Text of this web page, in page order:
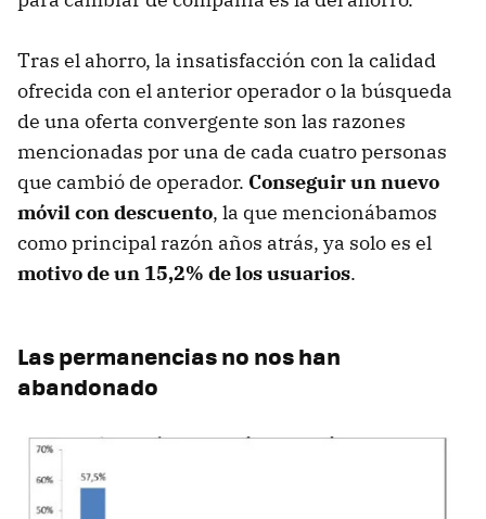
Tras el ahorro, la insatisfacción con la calidad
ofrecida con el anterior operador o la búsqueda
de una oferta convergente son las razones
mencionadas por una de cada cuatro personas
que cambió de operador. Conseguir un nuevo
móvil con descuento, la que mencionábamos
como principal razón años atrás, ya solo es el
motivo de un 15,2% de los usuarios.
Las permanencias no nos han
abandonado